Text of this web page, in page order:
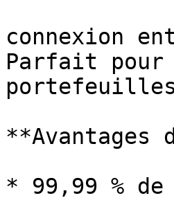
connexion
Parfait pour
**Avantages
* 99,99 %